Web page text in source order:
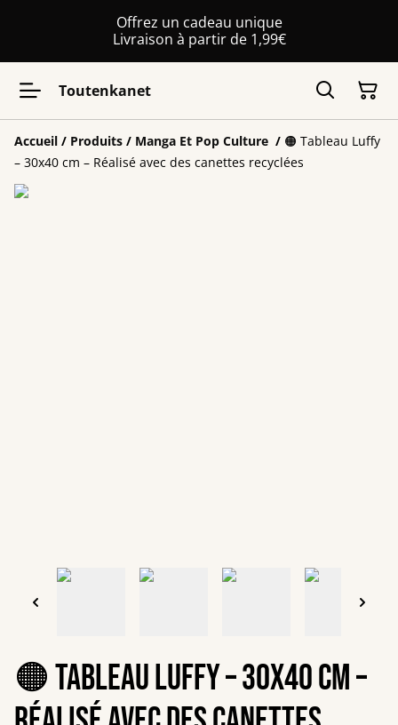
Offrez un cadeau unique
Livraison à partir de 1,99€
Toutenkanet
Accueil / Produits / Manga Et Pop Culture / 🟠 Tableau Luffy
– 30x40 cm – Réalisé avec des canettes recyclées
🟠 Tableau Luffy – 30x40 cm –